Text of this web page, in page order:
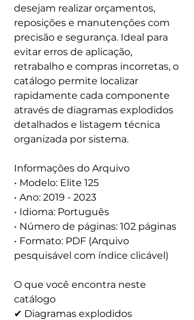
desejam realizar orçamentos,
reposições e manutenções com
precisão e segurança. Ideal para
evitar erros de aplicação,
retrabalho e compras incorretas, o
catálogo permite localizar
rapidamente cada componente
através de diagramas explodidos
detalhados e listagem técnica
organizada por sistema.
Informações do Arquivo
• Modelo: Elite 125
• Ano: 2019 - 2023
• Idioma: Português
• Número de páginas: 102 páginas
• Formato: PDF (Arquivo
pesquisável com índice clicável)
O que você encontra neste
catálogo
✔ Diagramas explodidos